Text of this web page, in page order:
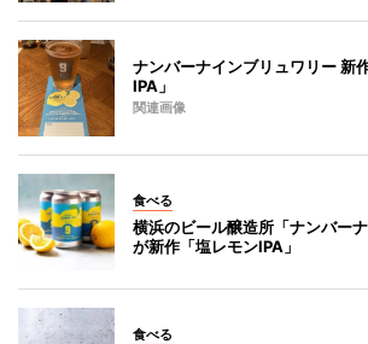
ナンバーナインブリュワリー 新
IPA」
関連画像
食べる
横浜のビール醸造所「ナンバー
が新作「塩レモンIPA」
食べる